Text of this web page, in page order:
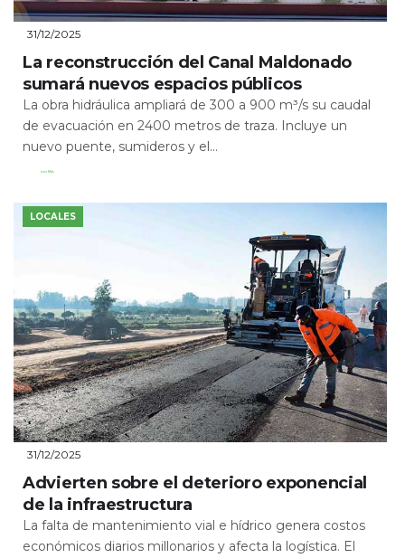
31/12/2025
La reconstrucción del Canal Maldonado
sumará nuevos espacios públicos
La obra hidráulica ampliará de 300 a 900 m³/s su caudal
de evacuación en 2400 metros de traza. Incluye un
nuevo puente, sumideros y el...
Leer Más
LOCALES
31/12/2025
Advierten sobre el deterioro exponencial
de la infraestructura
La falta de mantenimiento vial e hídrico genera costos
económicos diarios millonarios y afecta la logística. El